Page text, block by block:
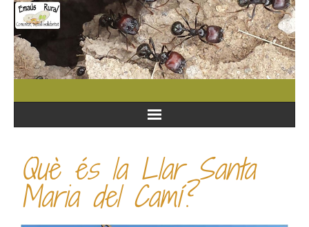
Què és la Llar Santa
Maria del Camí?